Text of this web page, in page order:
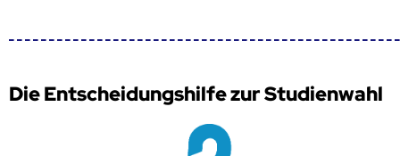
Die Entscheidungshilfe zur Studienwahl